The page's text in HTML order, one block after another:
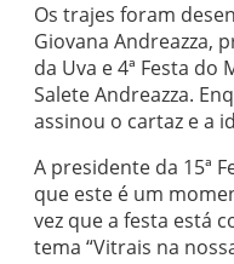
Os trajes foram
Giovana Andreazza,
da Uva e 4ª Festa do
Salete Andreazza.
assinou o cartaz e a
A presidente da 15ª
que este é um
vez que a festa está
tema “Vitrais na